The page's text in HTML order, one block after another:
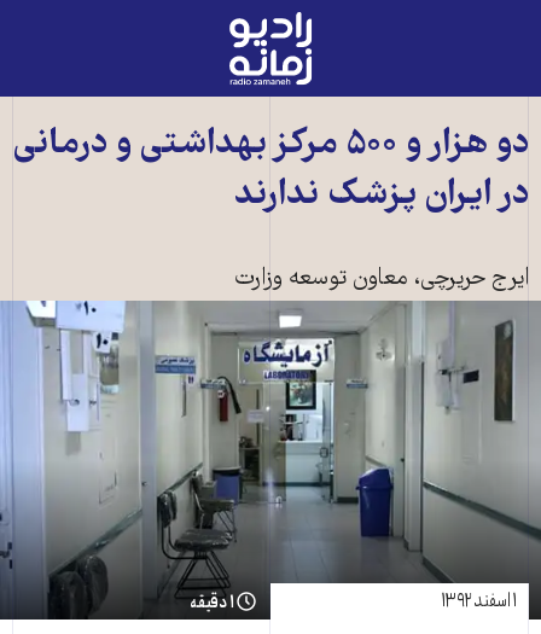
رادیو
زمانه
صفحه
اصلی
دو هزار و ۵۰۰ مرکز بهداشتی و درمانی
در ايران پزشک ندارند
ايرج حريرچی، معاون توسعه وزارت
۱ اسفند ۱۳۹۲ ۱ دقیقه